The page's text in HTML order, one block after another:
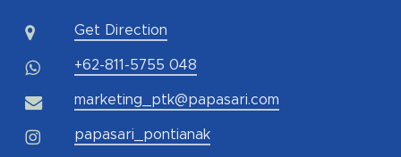
Get Direction
+62-811-5755 048
marketing_ptk@papasari.com
papasari_pontianak